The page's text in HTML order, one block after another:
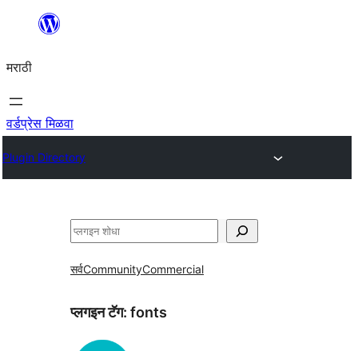
सामुग्रीवर
मराठी
वर्डप्रेस मिळवा
Plugin Directory
शोधा
सर्वCommunityCommercial
प्लगइन टॅग: fonts